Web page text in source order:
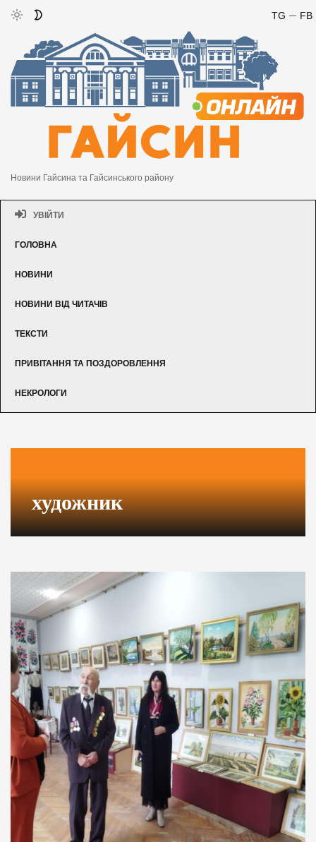
FB
TG
Новини Гайсина та Гайсинського району
УВІЙТИ
ГОЛОВНА
НОВИНИ
НОВИНИ ВІД ЧИТАЧІВ
ТЕКСТИ
ПРИВІТАННЯ ТА ПОЗДОРОВЛЕННЯ
НЕКРОЛОГИ
художник